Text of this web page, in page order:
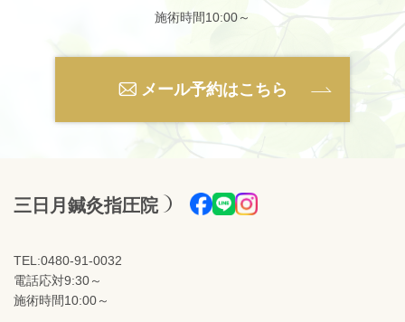
施術時間10:00～
メール予約はこちら
三日月鍼灸指圧院
TEL:0480-91-0032
電話応対9:30～
施術時間10:00～